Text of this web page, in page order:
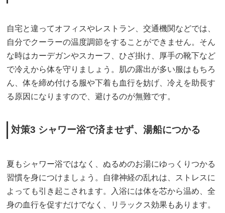
自宅と違ってオフィスやレストラン、交通機関などでは、
自分でクーラーの温度調節をすることができません。そん
な時はカーデガンやスカーフ、ひざ掛け、厚手の靴下など
で冷えから体を守りましょう。肌の露出が多い服はもちろ
ん、体を締め付ける服や下着も血行を妨げ、冷えを助長す
る原因になりますので、避けるのが無難です。
対策3 シャワー浴で済ませず、湯船につかる
夏もシャワー浴ではなく、ぬるめのお湯にゆっくりつかる
習慣を身につけましょう。自律神経の乱れは、ストレスに
よっても引き起こされます。入浴には体を芯から温め、全
身の血行を促すだけでなく、リラックス効果もあります。